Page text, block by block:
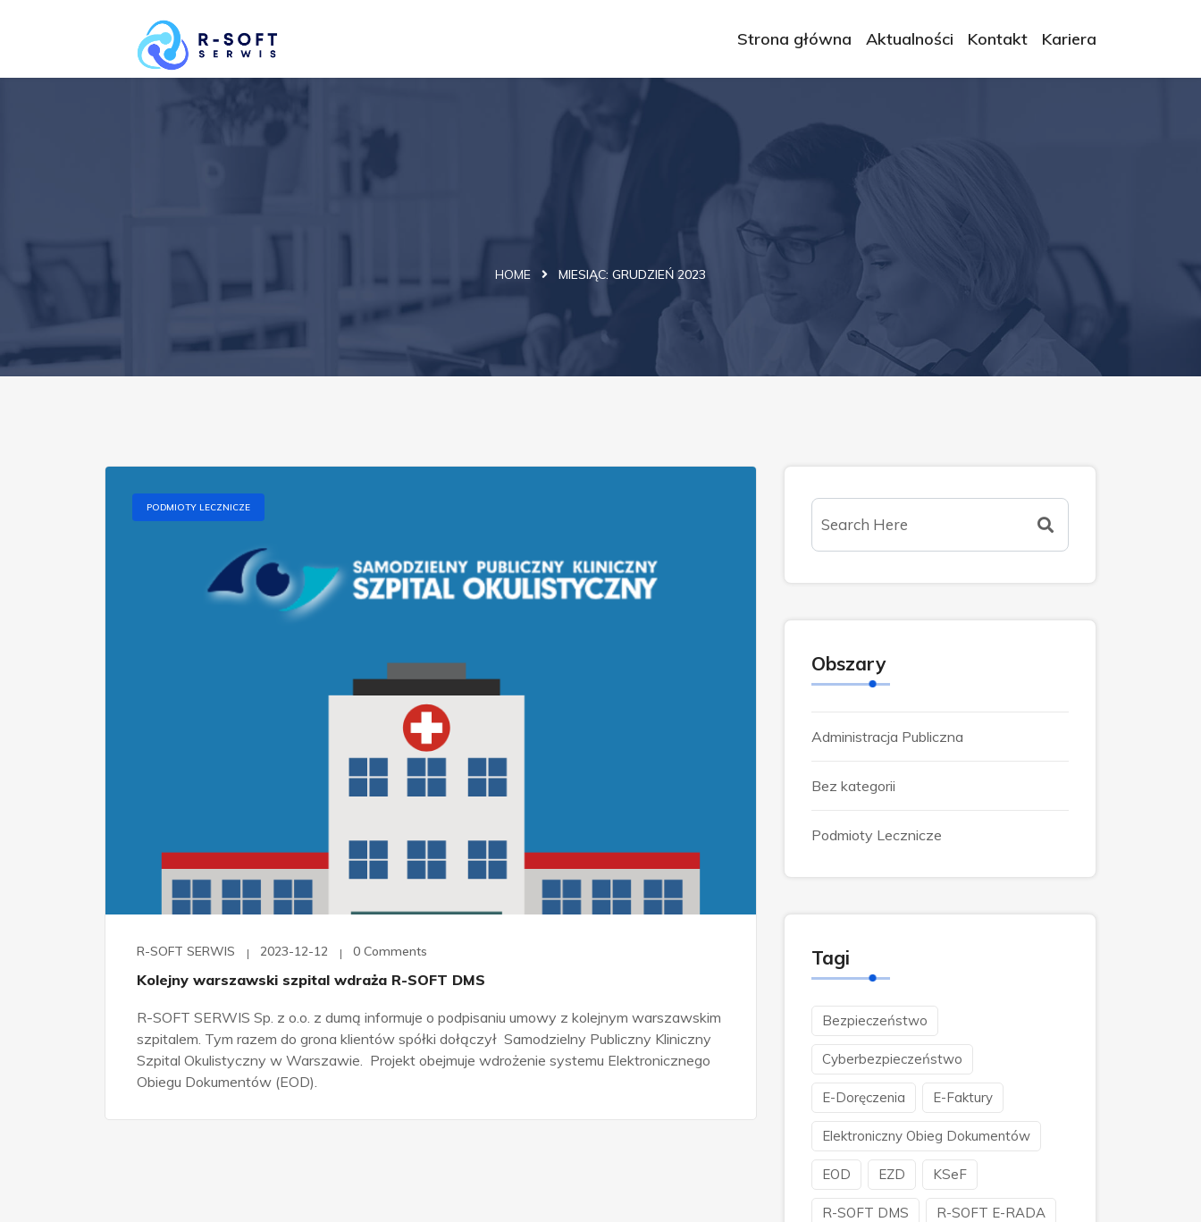
Strona główna Aktualności Kontakt Kariera
Grudzień 2023 - Rsoftserwis.pl
HOME MIESIĄC: GRUDZIEŃ 2023
PODMIOTY LECZNICZE
R-SOFT SERWIS 2023-12-12 0 Comments
Kolejny warszawski szpital wdraża R-SOFT DMS
R-SOFT SERWIS Sp. z o.o. z dumą informuje o podpisaniu umowy z kolejnym warszawskim
szpitalem. Tym razem do grona klientów spółki dołączył Samodzielny Publiczny Kliniczny
Szpital Okulistyczny w Warszawie. Projekt obejmuje wdrożenie systemu Elektronicznego
Obiegu Dokumentów (EOD).
Obszary
Administracja Publiczna
Bez kategorii
Podmioty Lecznicze
Tagi
Bezpieczeństwo
Cyberbezpieczeństwo
E-Doręczenia E-Faktury
Elektroniczny Obieg Dokumentów
EOD EZD KSeF
R-SOFT DMS R-SOFT E-RADA